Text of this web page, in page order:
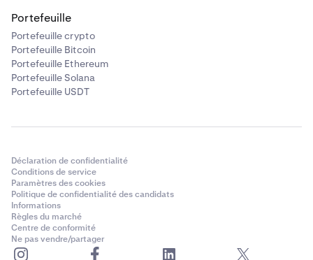
Portefeuille
Portefeuille crypto
Portefeuille Bitcoin
Portefeuille Ethereum
Portefeuille Solana
Portefeuille USDT
Déclaration de confidentialité
Conditions de service
Paramètres des cookies
Politique de confidentialité des candidats
Informations
Règles du marché
Centre de conformité
Ne pas vendre/partager